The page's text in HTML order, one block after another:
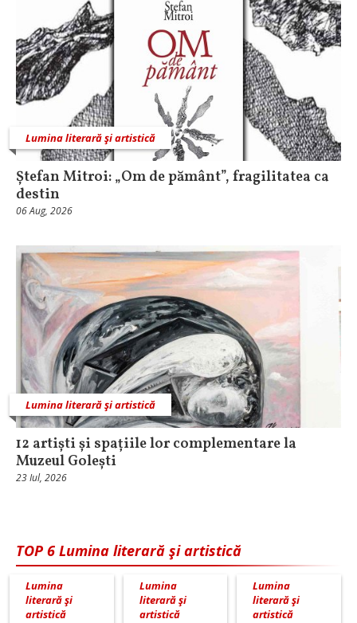
Lumina literară şi artistică
Ștefan Mitroi: „Om de pământ”, fragilitatea ca
destin
06 Aug, 2026
Lumina literară şi artistică
12 artiști și spațiile lor complementare la
Muzeul Golești
23 Iul, 2026
TOP 6 Lumina literară şi artistică
Lumina
literară şi
artistică
Lumina
literară şi
artistică
Lumina
literară şi
artistică